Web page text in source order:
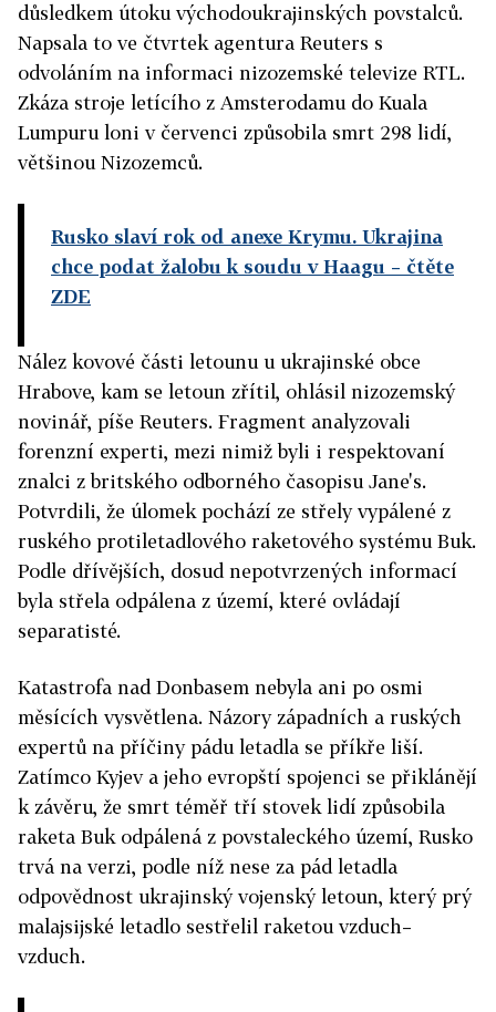
důsledkem útoku východoukrajinských povstalců.
Napsala to ve čtvrtek agentura Reuters s
odvoláním na informaci nizozemské televize RTL.
Zkáza stroje letícího z Amsterodamu do Kuala
Lumpuru loni v červenci způsobila smrt 298 lidí,
většinou Nizozemců.
Rusko slaví rok od anexe Krymu. Ukrajina
chce podat žalobu k soudu v Haagu – čtěte
ZDE
Nález kovové části letounu u ukrajinské obce
Hrabove, kam se letoun zřítil, ohlásil nizozemský
novinář, píše Reuters. Fragment analyzovali
forenzní experti, mezi nimiž byli i respektovaní
znalci z britského odborného časopisu Jane's.
Potvrdili, že úlomek pochází ze střely vypálené z
ruského protiletadlového raketového systému Buk.
Podle dřívějších, dosud nepotvrzených informací
byla střela odpálena z území, které ovládají
separatisté.
Katastrofa nad Donbasem nebyla ani po osmi
měsících vysvětlena. Názory západních a ruských
expertů na příčiny pádu letadla se příkře liší.
Zatímco Kyjev a jeho evropští spojenci se přiklánějí
k závěru, že smrt téměř tří stovek lidí způsobila
raketa Buk odpálená z povstaleckého území, Rusko
trvá na verzi, podle níž nese za pád letadla
odpovědnost ukrajinský vojenský letoun, který prý
malajsijské letadlo sestřelil raketou vzduch–
vzduch.